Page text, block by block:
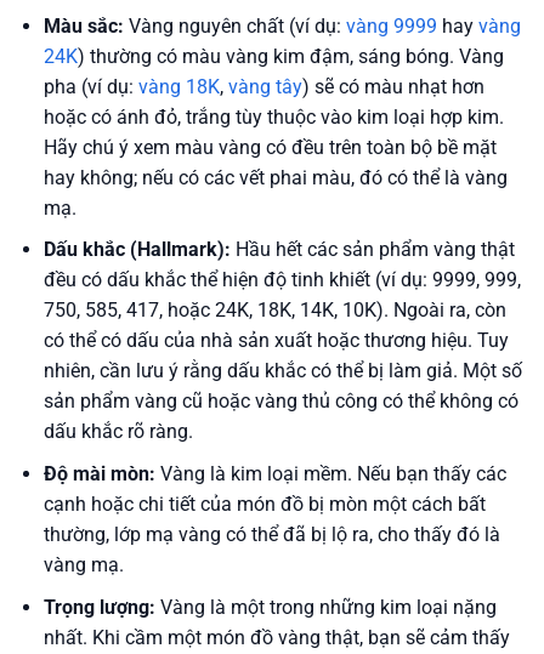
Màu sắc: Vàng nguyên chất (ví dụ: vàng 9999 hay vàng
24K) thường có màu vàng kim đậm, sáng bóng. Vàng
pha (ví dụ: vàng 18K, vàng tây) sẽ có màu nhạt hơn
hoặc có ánh đỏ, trắng tùy thuộc vào kim loại hợp kim.
Hãy chú ý xem màu vàng có đều trên toàn bộ bề mặt
hay không; nếu có các vết phai màu, đó có thể là vàng
mạ.
Dấu khắc (Hallmark): Hầu hết các sản phẩm vàng thật
đều có dấu khắc thể hiện độ tinh khiết (ví dụ: 9999, 999,
750, 585, 417, hoặc 24K, 18K, 14K, 10K). Ngoài ra, còn
có thể có dấu của nhà sản xuất hoặc thương hiệu. Tuy
nhiên, cần lưu ý rằng dấu khắc có thể bị làm giả. Một số
sản phẩm vàng cũ hoặc vàng thủ công có thể không có
dấu khắc rõ ràng.
Độ mài mòn: Vàng là kim loại mềm. Nếu bạn thấy các
cạnh hoặc chi tiết của món đồ bị mòn một cách bất
thường, lớp mạ vàng có thể đã bị lộ ra, cho thấy đó là
vàng mạ.
Trọng lượng: Vàng là một trong những kim loại nặng
nhất. Khi cầm một món đồ vàng thật, bạn sẽ cảm thấy